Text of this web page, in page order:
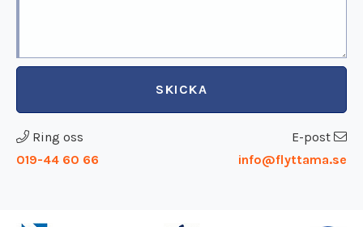
SKICKA
Ring oss
019-44 60 66
E-post
info@flyttama.se